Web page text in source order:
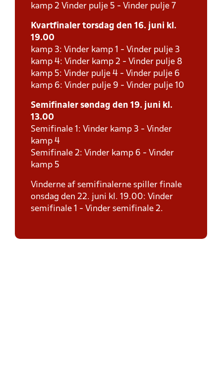
kamp 2 Vinder pulje 5 - Vinder pulje 7
Kvartfinaler torsdag den 16. juni kl.
19.00
kamp 3: Vinder kamp 1 - Vinder pulje 3
kamp 4: Vinder kamp 2 - Vinder pulje 8
kamp 5: Vinder pulje 4 - Vinder pulje 6
kamp 6: Vinder pulje 9 - Vinder pulje 10
Semifinaler søndag den 19. juni kl.
13.00
Semifinale 1: Vinder kamp 3 - Vinder
kamp 4
Semifinale 2: Vinder kamp 6 - Vinder
kamp 5
Vinderne af semifinalerne spiller finale
onsdag den 22. juni kl. 19.00: Vinder
semifinale 1 - Vinder semifinale 2.